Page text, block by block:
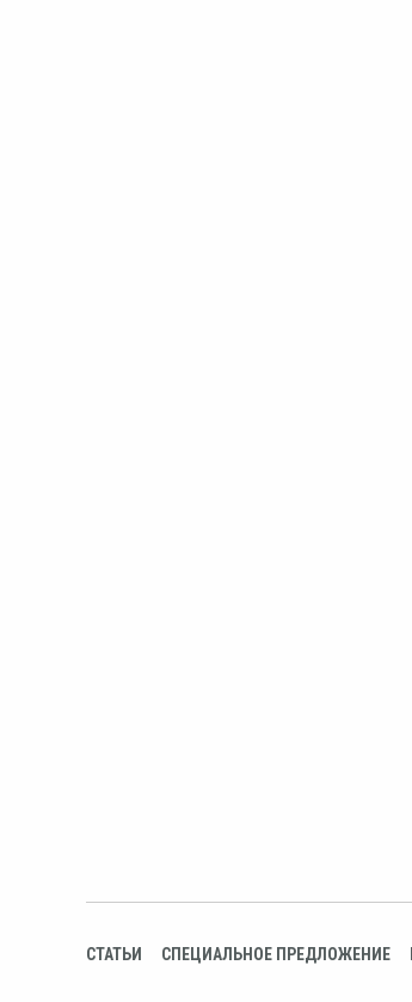
СТАТЬИ СПЕЦИАЛЬНОЕ ПРЕДЛОЖЕНИЕ